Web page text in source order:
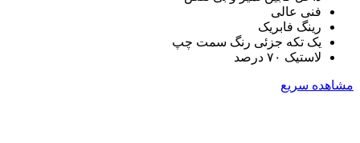
فنی عالی
رینگ فابریک
یک تکه جزئی رنگ سمت چپ
لاستیک ۷۰ درصد
مشاهده سریع